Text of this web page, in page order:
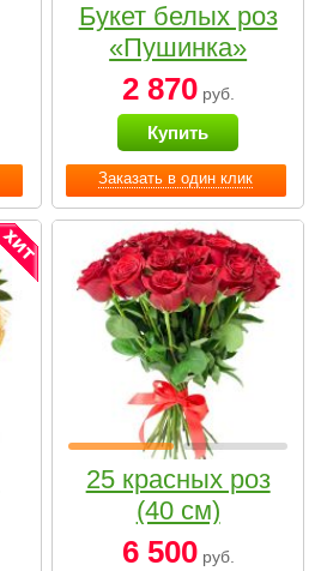
Заказать в один клик
Букет белых роз
«Пушинка»
2 870руб.
Купить
25 красных роз
(40 см)
6 500руб.